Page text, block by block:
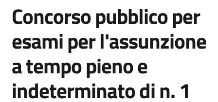
Menu selezionato
Servizi
Vivere
Toscolano
Maderno
Salta al contenuto
Concorso pubblico per
esami per l'assunzione
a tempo pieno e
indeterminato di n. 1